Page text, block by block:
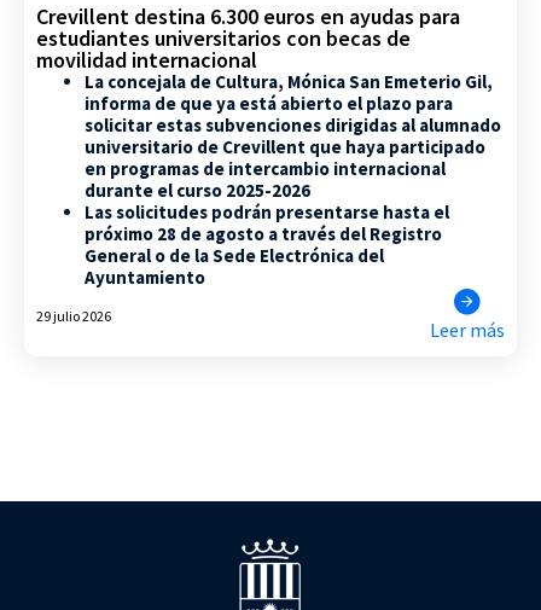
Crevillent destina 6.300 euros en ayudas para
estudiantes universitarios con becas de
movilidad internacional
La concejala de Cultura, Mónica San Emeterio Gil,
informa de que ya está abierto el plazo para
solicitar estas subvenciones dirigidas al alumnado
universitario de Crevillent que haya participado
en programas de intercambio internacional
durante el curso 2025-2026
Las solicitudes podrán presentarse hasta el
próximo 28 de agosto a través del Registro
General o de la Sede Electrónica del
Ayuntamiento
29 julio 2026
Leer más